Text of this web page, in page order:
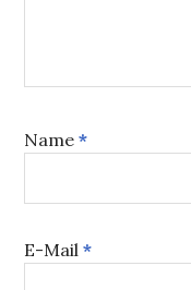
Name*
E-Mail*